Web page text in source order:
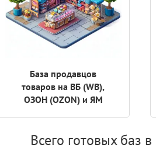
База продавцов
товаров на ВБ (WB),
ОЗОН (OZON) и ЯМ
Всего готовых баз в